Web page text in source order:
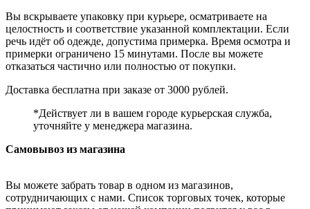
Вы вскрываете упаковку при курьере, осматриваете на
целостность и соответствие указанной комплектации. Если
речь идёт об одежде, допустима примерка. Время осмотра и
примерки ограничено 15 минутами. После вы можете
отказаться частично или полностью от покупки.
Доставка бесплатна при заказе от 3000 рублей.
*Действует ли в вашем городе курьерская служба,
уточняйте у менеджера магазина.
Самовывоз из магазина
Вы можете забрать товар в одном из магазинов,
сотрудничающих с нами. Список торговых точек, которые